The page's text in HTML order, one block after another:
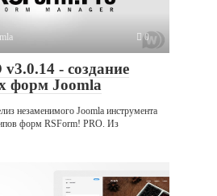
0
- создание
форм Joomla
незаменимого Joomla инструмента
форм RSForm! PRO. Из